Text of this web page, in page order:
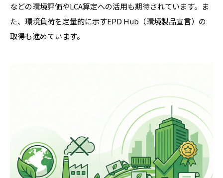
などの環境評価やLCA算定への活用も期待されています。ま
た、環境負荷を定量的に示すEPD Hub（環境製品宣言）の
取得も進めています。